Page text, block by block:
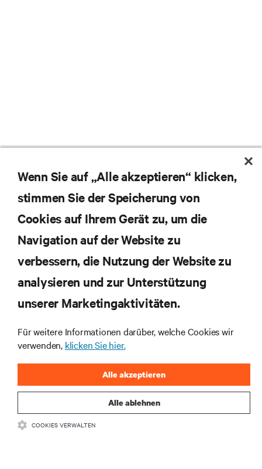
Abonnieren Sie unseren Newsletter und erhalten
die neuesten Technologietrends
Themen der Branche, mit aktuellen Diskussionen
und Einblicken von Experten in das
Rechenzentrums- und Infrastrukturmanagement.
JETZT ANMELDEN
Wenn Sie auf „Alle akzeptieren“ klicken,
stimmen Sie der Speicherung von
Cookies auf Ihrem Gerät zu, um die
Navigation auf der Website zu
verbessern, die Nutzung der Website zu
analysieren und zur Unterstützung
unserer Marketingaktivitäten.
Für weitere Informationen darüber, welche Cookies wir
verwenden, klicken Sie hier.
Alle ablehnen
Alle akzeptieren
COOKIES VERWALTEN